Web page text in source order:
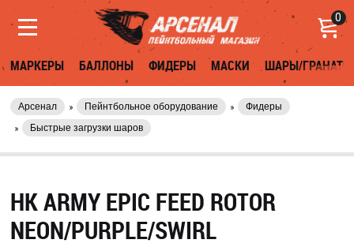
0
МАРКЕРЫ БАЛЛОНЫ ФИДЕРЫ МАСКИ ШАРЫ/ГРАНАТЫ
Арсенал Пейнтбольное оборудование
Фидеры
Быстрые загрузки шаров
HK ARMY EPIC FEED ROTOR
NEON/PURPLE/SWIRL